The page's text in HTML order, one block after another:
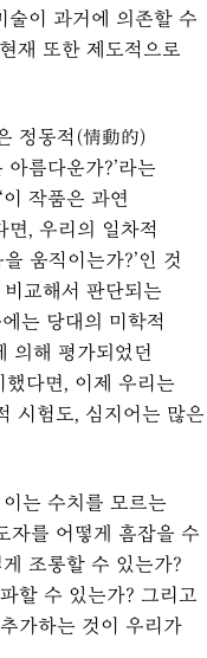
술이 과거에 의존할 수
재 또한 제도적으로
정동적(情動的)
름다운가?’라는
작품은 과연
면, 우리의 일차적
움직이는가?’인 것
교해서 판단되는
는 당대의 미학적
의해 평가되었던
했다면, 이제 우리는
시험도, 심지어는 많은
는 수치를 모르는
자를 어떻게 흠잡을 수
조롱할 수 있는가?
할 수 있는가? 그리고
가하는 것이 우리가